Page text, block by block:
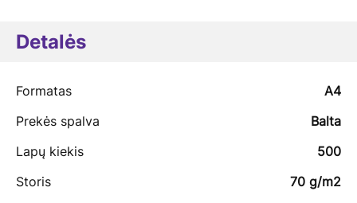
Detalės
Formatas
A4
Prekės spalva
Balta
Lapų kiekis
500
Storis
70 g/m2